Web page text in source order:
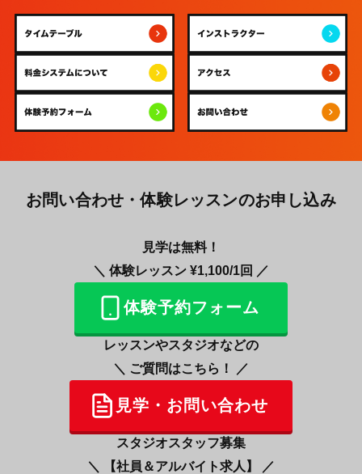
お問い合わせ・体験レッスンのお申し込み
見学は無料！
＼ 体験レッスン ¥1,100/1回 ／
体験予約フォーム
レッスンやスタジオなどの
＼ ご質問はこちら！ ／
見学・お問い合わせ
スタジオスタッフ募集
＼ 【社員＆アルバイト求人】 ／